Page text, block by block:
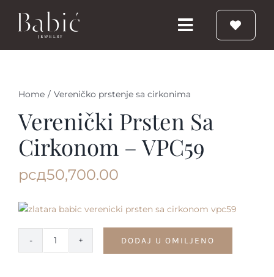
Toggle
Navigation
Prstenje
Nakit
Home / Vereničko prstenje sa cirkonima
Verenički Prsten Sa
Cirkonom – VPC59
рсд50,700.00
Verenički
DODAJ U OMILJENO